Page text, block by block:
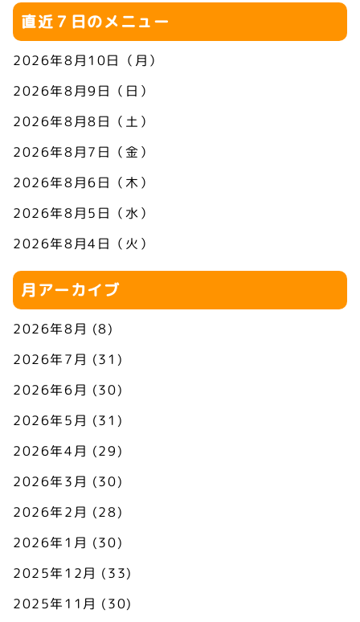
直近７日のメニュー
2026年8月10日（月）
2026年8月9日（日）
2026年8月8日（土）
2026年8月7日（金）
2026年8月6日（木）
2026年8月5日（水）
2026年8月4日（火）
月アーカイブ
2026年8月 (8)
2026年7月 (31)
2026年6月 (30)
2026年5月 (31)
2026年4月 (29)
2026年3月 (30)
2026年2月 (28)
2026年1月 (30)
2025年12月 (33)
2025年11月 (30)